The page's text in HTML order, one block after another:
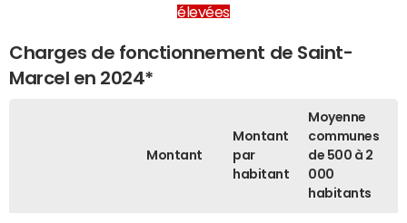
élevées
Charges de fonctionnement de Saint-
Marcel en 2024*
Montant
Montant
par
habitant
Moyenne
communes
de 500 à 2
000
habitants